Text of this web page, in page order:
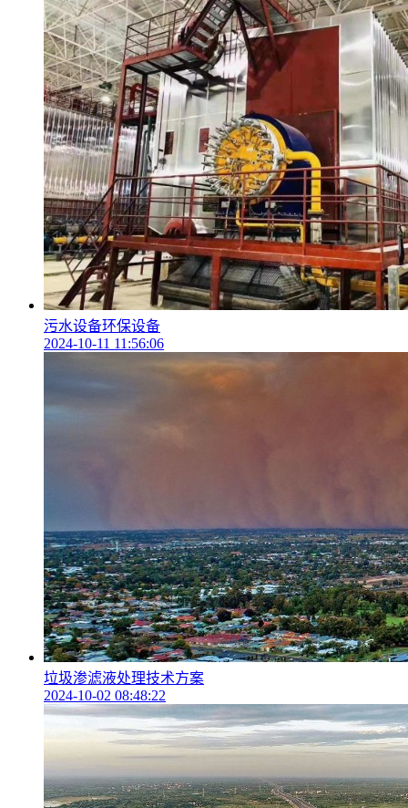
污水设备环保设备
2024-10-11 11:56:06
垃圾渗滤液处理技术方案
2024-10-02 08:48:22